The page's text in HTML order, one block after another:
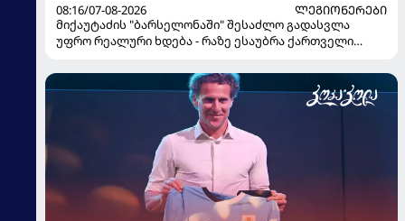
08:16/07-08-2026
ᲚᲔᲒᲘᲝᲜᲔᲠᲔᲑᲘ
მიქაუტაძის "ბარსელონაში" შესაძლო გადასვლა
უფრო რეალური ხდება - რაზე ესაუბრა ქართველი